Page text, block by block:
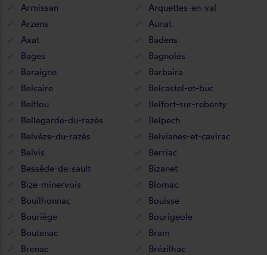
Armissan
Arquettes-en-val
Arzens
Aunat
Axat
Badens
Bages
Bagnoles
Baraigne
Barbaira
Belcaire
Belcastel-et-buc
Belflou
Belfort-sur-rebenty
Bellegarde-du-razès
Belpech
Belvèze-du-razès
Belvianes-et-cavirac
Belvis
Berriac
Bessède-de-sault
Bizanet
Bize-minervois
Blomac
Bouilhonnac
Bouisse
Bouriège
Bourigeole
Boutenac
Bram
Brenac
Brézilhac